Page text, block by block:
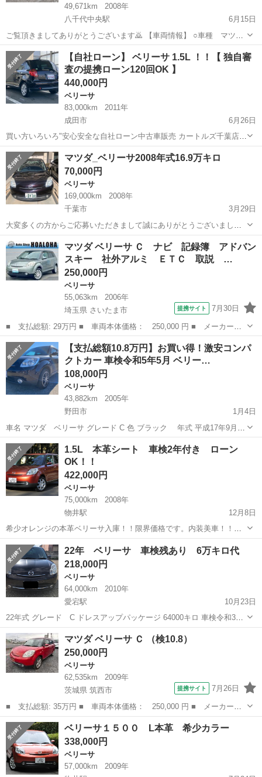
49,671km
2008年
八千代中央駅
6月15日
ご覧頂きましてありがとうございます🙇 【車両情報】 ○車種 マツダ
ベリーサ ○グレード C ○年式 平成20年式 ○車検 令和8年1月22日 ○
走行距離 5万km弱 ○修復歴 不明 ＊現車確認お願い致します。大
きな事故...
千葉 八千代市 八千代中央駅 ベリーサ
【自社ローン】 ベリーサ 1.5L ！！【 独自審
査の提携ローン120回OK 】
440,000円
ベリーサ
83,000km
2011年
成田市
6月26日
買い方いろいろ"安心安全な自社ローン中古車販売 カートルズ千葉店
ベリーサ 1.5L ！！ LINEで簡単 お問い合わせ🎵詳細確認🎵 友達追
加はコチラ https://lin.ee/EzbAgu8...
千葉 成田市 ベリーサ カートルズ
マツダ_ベリーサ2008年式16.9万キロ
70,000円
ベリーサ
169,000km
2008年
千葉市
3月29日
大変多くの方からご応募いただきまして誠にありがとうございまし
た。おかげさまで引取先が決まりましたのでご報告させて頂きます。
返信出来なかった方につきましてはこの場にてお詫び申し上げます。
大変ありがとうございました。 20...
千葉 千葉市 ベリーサ 走行距離
マツダ ベリーサ Ｃ ナビ 記録簿 アドバン
スキー 社外アルミ ＥＴＣ 取説 …
250,000円
ベリーサ
55,063km
2006年
埼玉県 さいたま市
提携サイト 7月30日
■ 支払総額: 29万円 ■ 車両本体価格： 250,000 円 ■ メーカー
名： マツダ ■ 車種名： ベリーサ ■ グレード名： Ｃ ナビ
記録簿 アドバンスキー 社外アルミ ＥＴＣ 取説 スペアキー
タイミングチェー...
埼玉 さいたま市 ベリーサ
【支払総額10.8万円】お買い得！激安コンパ
クトカー 車検令和5年5月 ベリー…
108,000円
ベリーサ
43,882km
2005年
野田市
1月4日
車名 マツダ ベリーサ グレード C 色 ブラック 年式 平成17年9月
車検 令和5年5月 エアコン有無 〇作動確認済み AT/MT AT 排気量
1500cc ドア数 5 定員 5人 型...
千葉 野田市 ベリーサ 車両
1.5L 本革シート 車検2年付き ローン
OK！！
422,000円
ベリーサ
75,000km
2008年
物井駅
12月8日
希少オレンジの本革ベリーサ入庫！！限界価格です。内装美車！！ヨ
ーロピアンテイスト全開なベリーサ、内装のセンスの良さはコンパク
トカーの中でも上流階級。禁煙車です
千葉 佐倉市 物井駅 ベリーサ 本革
22年 ベリーサ 車検残あり 6万キロ代
218,000円
ベリーサ
64,000km
2010年
愛宕駅
10月23日
22年式 グレード C ドレスアップパッケージ 64000キロ 車検令和3年
7月 ナビ、TV、ETC 中々綺麗なお車です♪ 外装とそこまで目立ったキ千葉 野田市 愛宕駅 ベリーサ グレード
マツダ ベリーサ Ｃ （検10.8）
250,000円
ベリーサ
62,535km
2009年
茨城県 筑西市
提携サイト 7月26日
■ 支払総額: 35万円 ■ 車両本体価格： 250,000 円 ■ メーカー
名： マツダ ■ 車種名： ベリーサ ■ グレード名： Ｃ ■ 排気
量： 1500cc ■ ドア枚数： 5D ■ ミッション： AT4速 ■ 店...
茨城 筑西市 ベリーサ
ベリーサ１５００ L本革 希少カラー
338,000円
ベリーサ
57,000km
2009年